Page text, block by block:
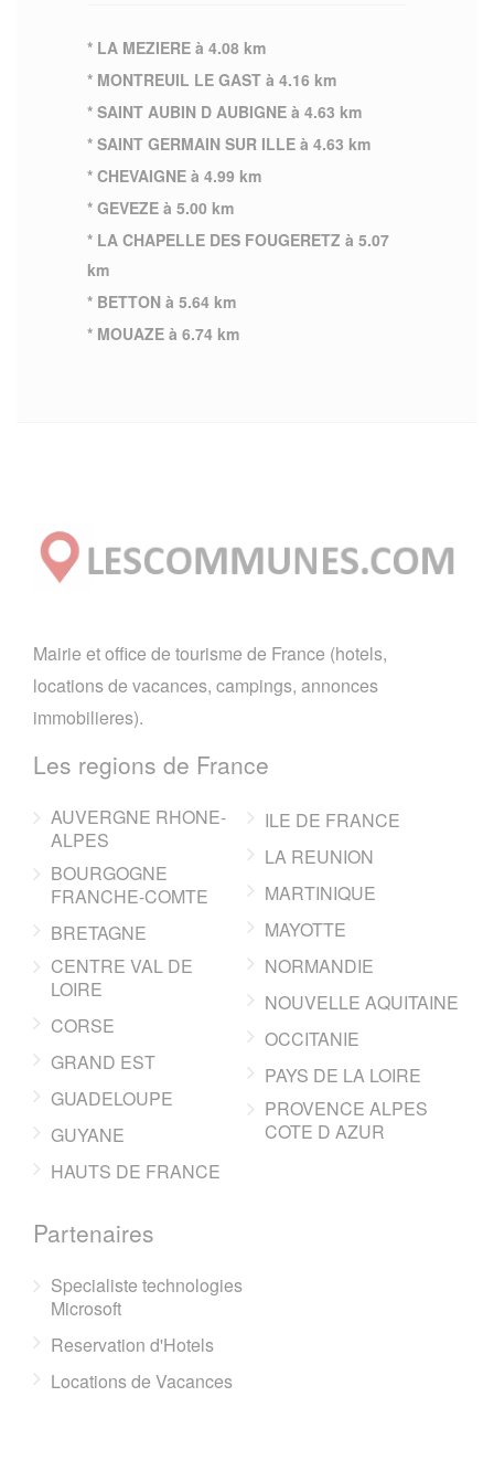
* LA MEZIERE à 4.08 km
* MONTREUIL LE GAST à 4.16 km
* SAINT AUBIN D AUBIGNE à 4.63 km
* SAINT GERMAIN SUR ILLE à 4.63 km
* CHEVAIGNE à 4.99 km
* GEVEZE à 5.00 km
* LA CHAPELLE DES FOUGERETZ à 5.07
km
* BETTON à 5.64 km
* MOUAZE à 6.74 km
Mairie et office de tourisme de France (hotels,
locations de vacances, campings, annonces
immobilieres).
Les regions de France
AUVERGNE RHONE-
ALPES
BOURGOGNE
FRANCHE-COMTE
BRETAGNE
CENTRE VAL DE
LOIRE
CORSE
GRAND EST
GUADELOUPE
GUYANE
HAUTS DE FRANCE
ILE DE FRANCE
LA REUNION
MARTINIQUE
MAYOTTE
NORMANDIE
NOUVELLE AQUITAINE
OCCITANIE
PAYS DE LA LOIRE
PROVENCE ALPES
COTE D AZUR
Partenaires
Specialiste technologies
Microsoft
Reservation d'Hotels
Locations de Vacances